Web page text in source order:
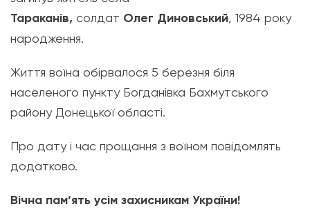
Тараканів, солдат Олег Диновський, 1984 року
народження.
Життя воїна обірвалося 5 березня біля
населеного пункту Богданівка Бахмутського
району Донецької області.
Про дату і час прощання з воїном повідомлять
додатково.
Вічна пам’ять усім захисникам України!